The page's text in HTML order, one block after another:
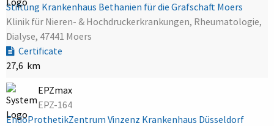
Stiftung Krankenhaus Bethanien für die Grafschaft Moers
Klinik für Nieren- & Hochdruckerkrankungen, Rheumatologie,
Dialyse, 47441 Moers
Certificate
27,6 km
EPZmax
EPZ-164
EndoProthetikZentrum Vinzenz Krankenhaus Düsseldorf